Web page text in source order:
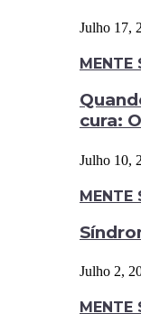
Julho 17,
MENTE
cura:
Julho 10,
MENTE
Julho 2,
MENTE